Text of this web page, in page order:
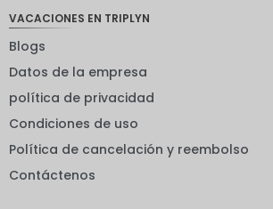
Corona
EUR
IDR
VACACIONES EN TRIPLYN
Blogs
Datos de la empresa
política de privacidad
Condiciones de uso
Política de cancelación y reembolso
Contáctenos